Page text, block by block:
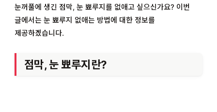
눈꺼풀에 생긴 점막, 눈 뾰루지를 없애고 싶으신가요? 이번
글에서는 눈 뾰루지 없애는 방법에 대한 정보를
제공하겠습니다.
점막, 눈 뾰루지란?